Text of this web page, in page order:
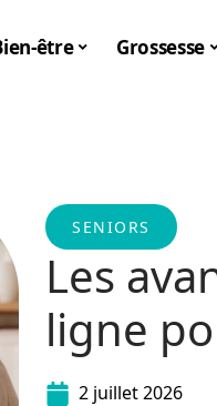
être Grossesse
SENIORS
Les
ligne
2 juillet 2026